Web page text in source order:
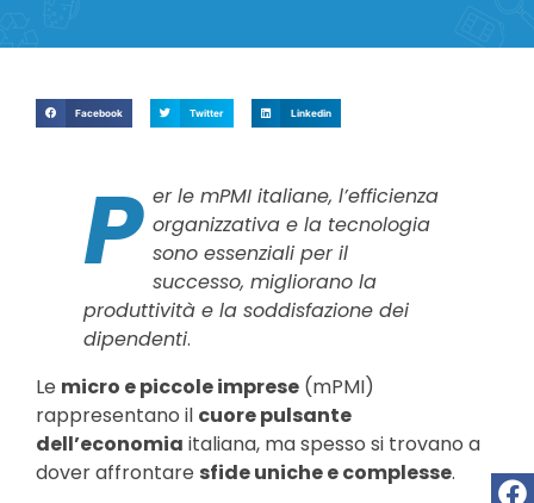
Facebook Twitter Linkedin
P er le mPMI italiane, l’efficienza
organizzativa e la tecnologia
sono essenziali per il
successo, migliorano la
produttività e la soddisfazione dei
dipendenti.
Le micro e piccole imprese (mPMI)
rappresentano il cuore pulsante
dell’economia italiana, ma spesso si trovano a
dover affrontare sfide uniche e complesse.